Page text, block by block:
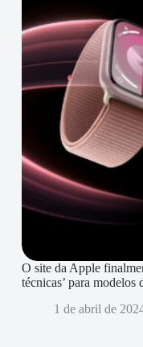
O site da Apple
técnicas’ para
1 de abril de